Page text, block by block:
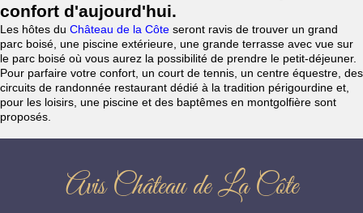
confort d'aujourd'hui.
Les hôtes du Château de la Côte seront ravis de trouver un grand
parc boisé, une piscine extérieure, une grande terrasse avec vue sur
le parc boisé où vous aurez la possibilité de prendre le petit-déjeuner.
Pour parfaire votre confort, un court de tennis, un centre équestre, des
circuits de randonnée restaurant dédié à la tradition périgourdine et,
pour les loisirs, une piscine et des baptêmes en montgolfière sont
proposés.
Avis Château de La Côte